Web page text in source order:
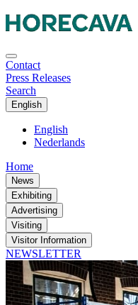
Contact
Press Releases
Search
English
English
Nederlands
Home
News
Exhibiting
Advertising
Visiting
Visitor Information
NEWSLETTER